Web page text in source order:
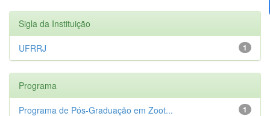
Sigla da Instituição
1
UFRRJ
Programa
1
Programa de Pós-Graduação em Zoot...